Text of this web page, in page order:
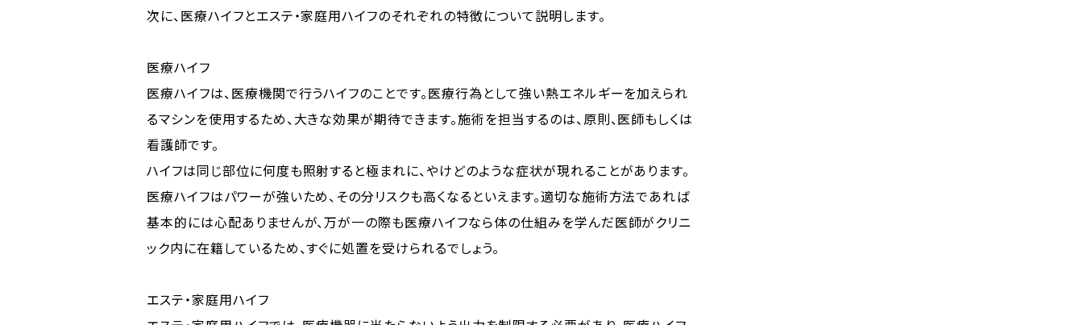
次に、医療ハイフとエステ・家庭用ハイフのそれぞれの特徴について説明します。
医療ハイフ
医療ハイフは、医療機関で行うハイフのことです。医療行為として強い熱エネルギーを加えられ
るマシンを使用するため、大きな効果が期待できます。施術を担当するのは、原則、医師もしくは
看護師です。
ハイフは同じ部位に何度も照射すると極まれに、やけどのような症状が現れることがあります。
医療ハイフはパワーが強いため、その分リスクも高くなるといえます。適切な施術方法であれば
基本的には心配ありませんが、万が一の際も医療ハイフなら体の仕組みを学んだ医師がクリニ
ック内に在籍しているため、すぐに処置を受けられるでしょう。
エステ・家庭用ハイフ